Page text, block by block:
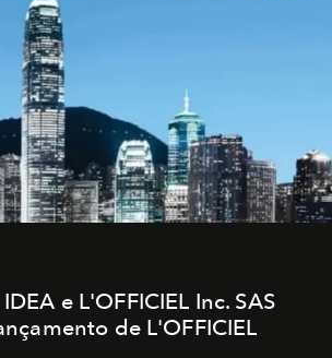
e L'OFFICIEL Inc. SAS
de L'OFFICIEL